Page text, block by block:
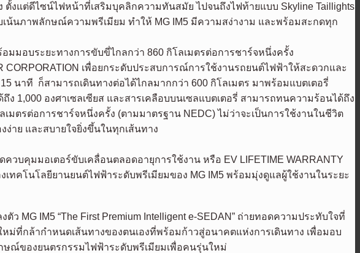
งแต่ดีไซน์ไฟหน้าที่เสริมบุคลิกความทันสมัย ไปจนถึงไฟท้ายแบบ Skyline Taillights
นภาพลักษณ์ความพรีเมียม ทำให้ MG IM5 มีความสง่างาม และพร้อมสะกดทุก
อมมอบระยะทางการขับขี่ไกลกว่า 860 กิโลเมตรต่อการชาร์จหนึ่งครั้ง
เพื่อยกระดับประสบการณ์การใช้งานรถยนต์ไฟฟ้าให้สะดวกและ
นาที ก็สามารถเดินทางต่อได้ไกลมากกว่า 600 กิโลเมตร มาพร้อมแบตเตอรี่
1,000 องศาเซลเซียส และสารเคลือบบนเซลแบตเตอรี่ สามารถทนความร้อนได้ถึง
มตรต่อการชาร์จหนึ่งครั้ง (ตามมาตรฐาน NEDC) ไม่ว่าจะเป็นการใช้งานในชีวิต
ง่าย และสบายใจยิ่งขึ้นในทุกเส้นทาง
บคุมมอเตอร์ขับเคลื่อนตลอดอายุการใช้งาน หรือ EV LIFETIME WARRANTY
คโนโลยียานยนต์ไฟฟ้าระดับพรีเมียมของ MG IM5 พร้อมมุ่งดูแลผู้ใช้งานในระยะ
MG IM5 “The First Premium Intelligent e-SEDAN” ถ่ายทอดความประทับใจที่
ที่กล้ากำหนดเส้นทางของตนเองที่พร้อมก้าวสู่อนาคตแห่งการเดินทาง เพื่อมอบ
ณ์ของยนตรกรรมไฟฟ้าระดับพรีเมียมเพื่อคนรุ่นใหม่